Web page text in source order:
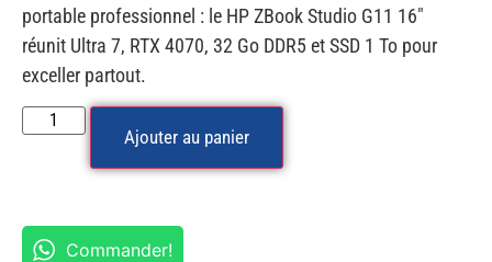
portable professionnel : le HP ZBook Studio G11 16″
réunit Ultra 7, RTX 4070, 32 Go DDR5 et SSD 1 To pour
exceller partout.
Ajouter au panier
Commander!